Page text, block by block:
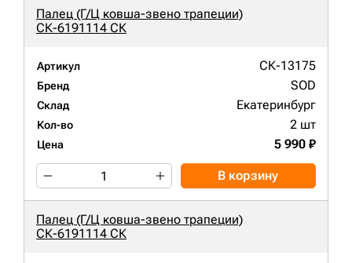
Палец (Г/Ц ковша-звено трапеции)
СК-6191114 СК
Артикул СК-13175
Бренд SOD
Склад Екатеринбург
Кол-во 2 шт
Цена 5 990 ₽
В корзину
Палец (Г/Ц ковша-звено трапеции)
СК-6191114 СК